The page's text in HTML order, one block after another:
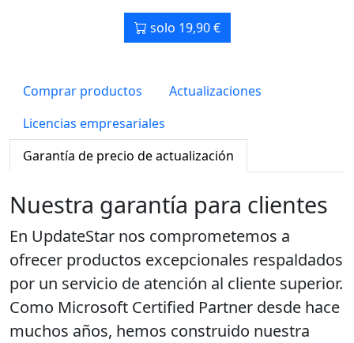
solo 19,90 €
Comprar productos
Actualizaciones
Licencias empresariales
Garantía de precio de actualización
Nuestra garantía para clientes
En UpdateStar nos comprometemos a
ofrecer productos excepcionales respaldados
por un servicio de atención al cliente superior.
Como Microsoft Certified Partner desde hace
muchos años, hemos construido nuestra